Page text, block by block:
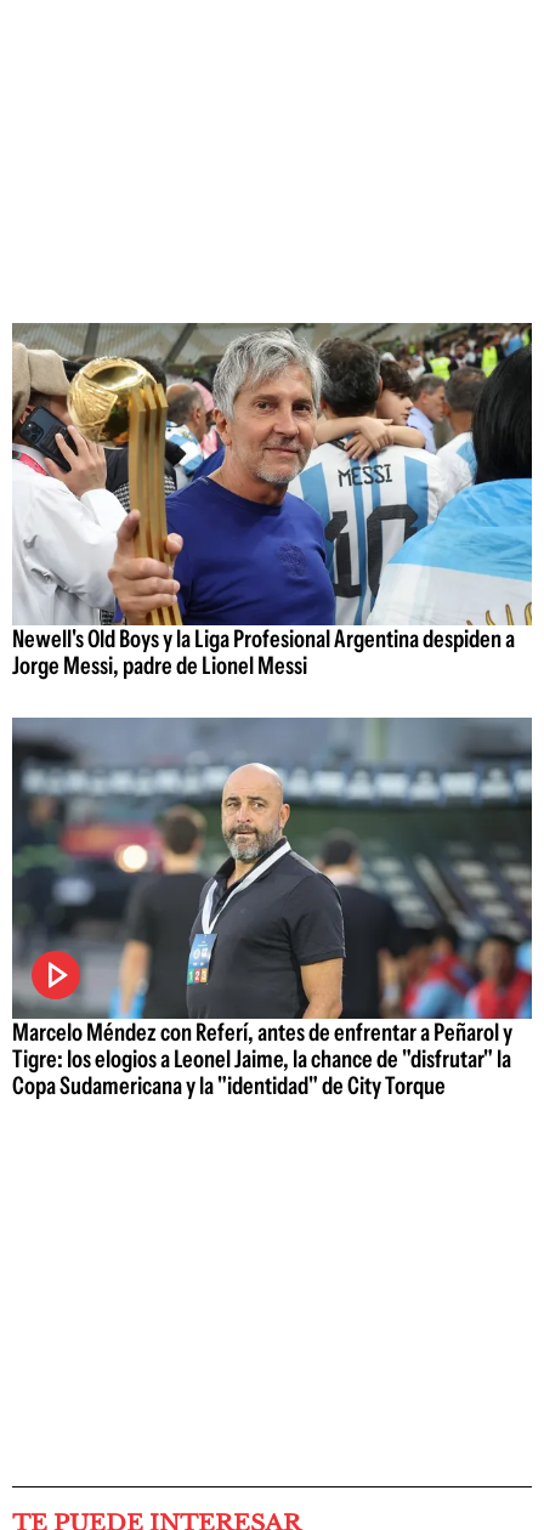
Newell's Old Boys y la Liga Profesional Argentina despiden a
Jorge Messi, padre de Lionel Messi
Marcelo Méndez con Referí, antes de enfrentar a Peñarol y
Tigre: los elogios a Leonel Jaime, la chance de "disfrutar" la
Copa Sudamericana y la "identidad" de City Torque
TE PUEDE INTERESAR